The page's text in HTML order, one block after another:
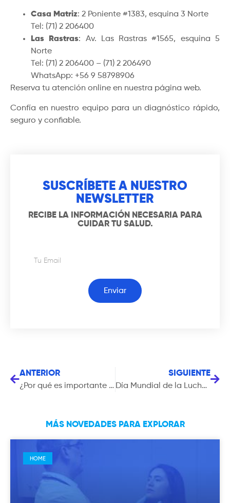
Casa Matriz: 2 Poniente #1383, esquina 3 Norte
Tel: (71) 2 206400
Las Rastras: Av. Las Rastras #1565, esquina 5
Norte
Tel: (71) 2 206400 – (71) 2 206490
WhatsApp: +56 9 58798906
Reserva tu atención online en nuestra página web.
Confía en nuestro equipo para un diagnóstico rápido,
seguro y confiable.
SUSCRÍBETE A NUESTRO
NEWSLETTER
RECIBE LA INFORMACIÓN NECESARIA PARA
CUIDAR TU SALUD.
Enviar
ANTERIOR
¿Por qué es importante realizarte un Electroencefalograma (EEG)?
SIGUIENTE
Día Mundial de la Lucha contra la Depresión: Prioriza tu Salud Mental
MÁS NOVEDADES PARA EXPLORAR
HOME